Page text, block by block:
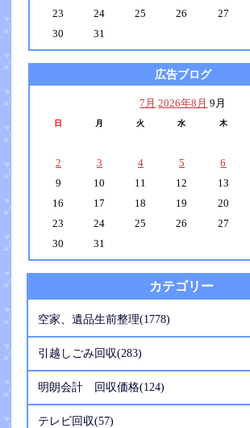
23
24 25 26 27
30
31
広告ブログ
7月 2026年8月 9月
日 月 火 水 木
2
3 4 5 6
9
10 11 12 13
16
17 18 19 20
23
24 25 26 27
30
31
カテゴリー
空家、遺品生前整理(1778)
引越しごみ回収(283)
明朗会計 回収価格(124)
テレビ回収(57)